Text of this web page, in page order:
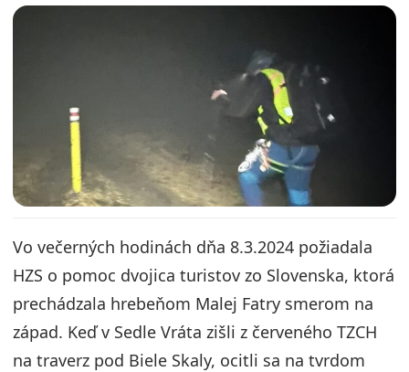
Vo večerných hodinách dňa 8.3.2024 požiadala
HZS o pomoc dvojica turistov zo Slovenska, ktorá
prechádzala hrebeňom Malej Fatry smerom na
západ. Keď v Sedle Vráta zišli z červeného TZCH
na traverz pod Biele Skaly, ocitli sa na tvrdom